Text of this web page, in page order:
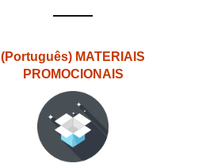
(Português) MATERIAIS
PROMOCIONAIS